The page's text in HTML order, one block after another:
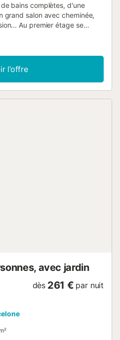
bains complètes, d'une
grand salon avec cheminée,
Au premier étage se
tables et chaises,
de la maison se trouve
faire de la randonnée
des sentiers balisés. Endroit
d'une large vue
l’offre
avec jardin
dès 261 € par nuit